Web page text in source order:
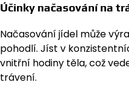
Účinky načasování na
Načasování jídel může
pohodlí. Jíst v
vnitřní hodiny těla, což
trávení.